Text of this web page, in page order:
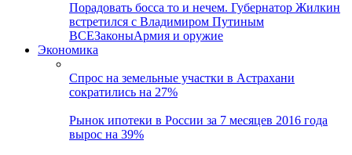
Порадовать босса то и нечем. Губернатор Жилкин
встретился с Владимиром Путиным
ВСЕЗаконыАрмия и оружие
Экономика
Спрос на земельные участки в Астрахани
сократились на 27%
Рынок ипотеки в России за 7 месяцев 2016 года
вырос на 39%